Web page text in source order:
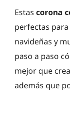
Estas corona
perfectas
navideñas y
paso a paso
mejor que
además que